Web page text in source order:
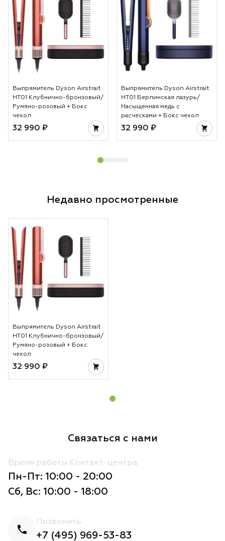
Выпрямитель Dyson Airstrait
HT01 Клубнично-бронзовый/
Румяно-розовый + Бокс
чехол
32 990 ₽
Выпрямитель Dyson Airstrait
HT01 Берлинская лазурь/
Насыщенная медь с
расческами + Бокс чехол
32 990 ₽
Недавно просмотренные
Выпрямитель Dyson Airstrait
HT01 Клубнично-бронзовый/
Румяно-розовый + Бокс
чехол
32 990 ₽
Связаться с нами
Время работы Контакт-центра
Пн-Пт: 10:00 - 20:00
Сб, Вс: 10:00 - 18:00
Позвонить
+7 (495) 969-53-83